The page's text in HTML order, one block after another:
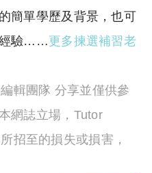
簡單學歷及背景，也可
經驗……更多揀選補習老
輯團隊 分享並僅供參
網誌立場，Tutor
招至的損失或損害，